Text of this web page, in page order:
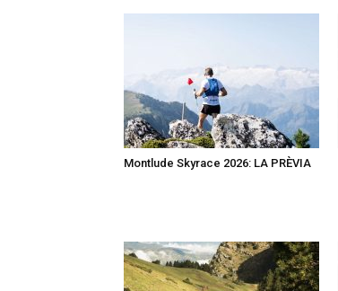
Montlude Skyrace 2026: LA PRÈVIA